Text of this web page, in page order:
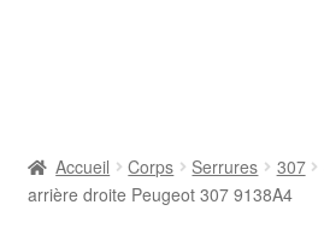
Contact
Accueil Corps Serrures 307
arrière droite Peugeot 307 9138A4